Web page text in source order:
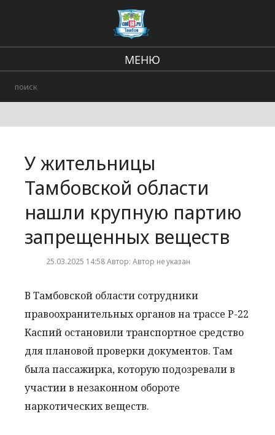
МЕНЮ
Городские события
У жительницы
Тамбовской области
нашли крупную партию
запрещенных веществ
25.03.2025 14:58 Автор: Автор не указан
В Тамбовской области сотрудники
правоохранительных органов на трассе Р-22
Каспий остановили транспортное средство
для плановой проверки документов. Там
была пассажирка, которую подозревали в
участии в незаконном обороте
наркотических веществ.